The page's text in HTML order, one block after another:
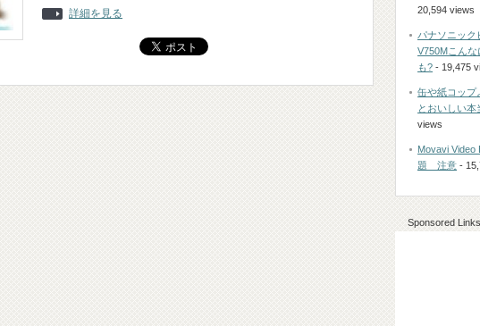
詳細を見る
20,594 views
パナソニック
V750Mこん
も? - 19,475
缶や紙コップ
とおいしい本
views
Movavi
題 注意 -
Sponsored Links